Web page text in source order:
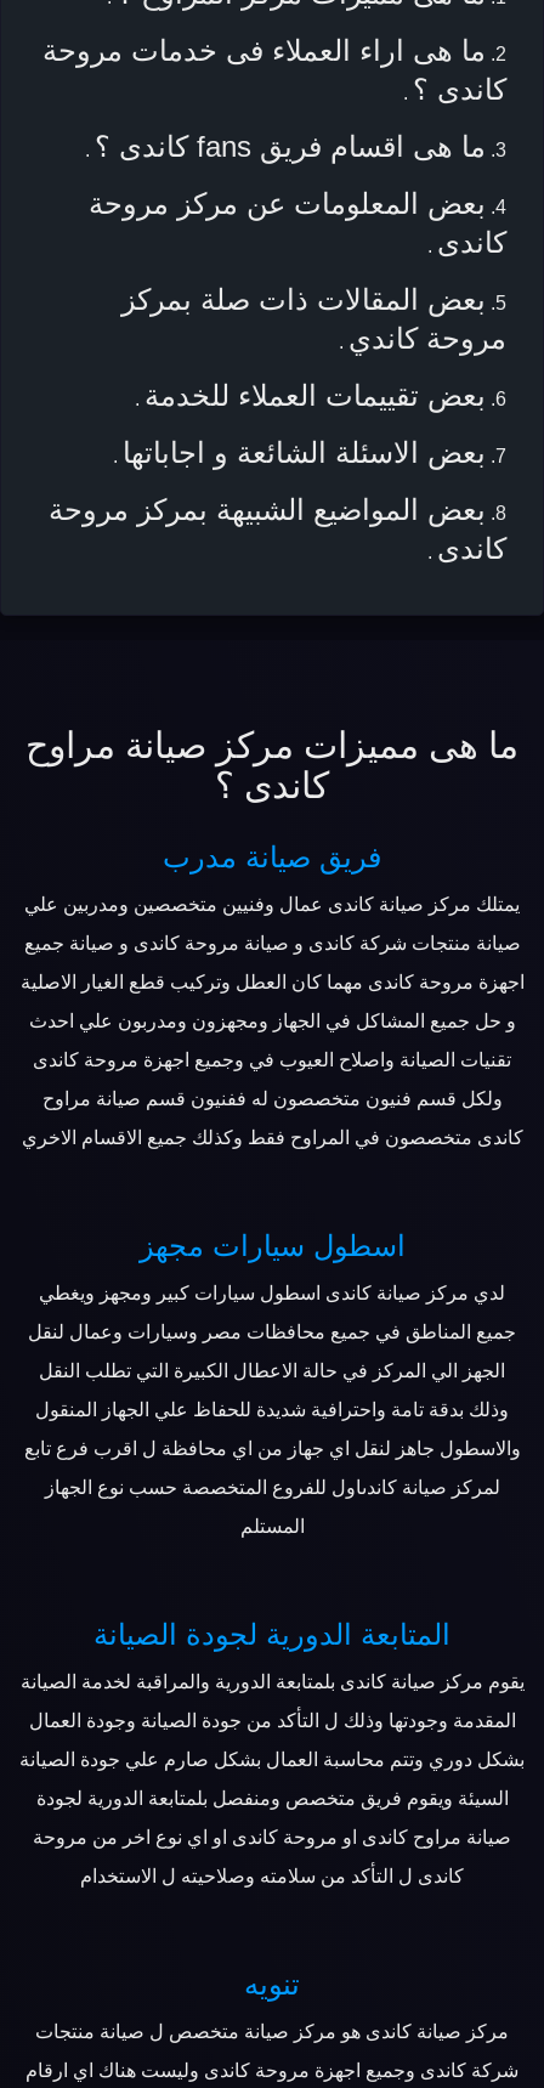
ما هى اراء العملاء فى خدمات مروحة
كاندى ؟ .
ما هى اقسام فريق fans كاندى ؟ .
بعض المعلومات عن مركز مروحة
كاندى .
بعض المقالات ذات صلة بمركز
مروحة كاندي .
بعض تقييمات العملاء للخدمة .
بعض الاسئلة الشائعة و اجاباتها .
بعض المواضيع الشبيهة بمركز مروحة
كاندى .
ما هى مميزات مركز صيانة مراوح
كاندى ؟
فريق صيانة مدرب
يمتلك مركز صيانة كاندى عمال وفنيين متخصصين ومدربين علي
صيانة منتجات شركة كاندى و صيانة مروحة كاندى و صيانة جميع
اجهزة مروحة كاندى مهما كان العطل وتركيب قطع الغيار الاصلية
و حل جميع المشاكل في الجهاز ومجهزون ومدربون علي احدث
تقنيات الصيانة واصلاح العيوب في وجميع اجهزة مروحة كاندى
ولكل قسم فنيون متخصصون له ففنيون قسم صيانة مراوح
كاندى متخصصون في المراوح فقط وكذلك جميع الاقسام الاخري
اسطول سيارات مجهز
لدي مركز صيانة كاندى اسطول سيارات كبير ومجهز ويغطي
جميع المناطق في جميع محافظات مصر وسيارات وعمال لنقل
الجهز الي المركز في حالة الاعطال الكبيرة التي تطلب النقل
وذلك بدقة تامة واحترافية شديدة للحفاظ علي الجهاز المنقول
والاسطول جاهز لنقل اي جهاز من اي محافظة ل اقرب فرع تابع
لمركز صيانة كاندىاول للفروع المتخصصة حسب نوع الجهاز
المستلم
المتابعة الدورية لجودة الصيانة
يقوم مركز صيانة كاندى بلمتابعة الدورية والمراقبة لخدمة الصيانة
المقدمة وجودتها وذلك ل التأكد من جودة الصيانة وجودة العمال
بشكل دوري وتتم محاسبة العمال بشكل صارم علي جودة الصيانة
السيئة ويقوم فريق متخصص ومنفصل بلمتابعة الدورية لجودة
صيانة مراوح كاندى او مروحة كاندى او اي نوع اخر من مروحة
كاندى ل التأكد من سلامته وصلاحيته ل الاستخدام
تنويه
مركز صيانة كاندى هو مركز صيانة متخصص ل صيانة منتجات
شركة كاندى وجميع اجهزة مروحة كاندى وليست هناك اي ارقام